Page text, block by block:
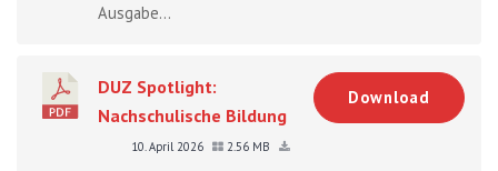
Ausgabe...
DUZ Spotlight:
Nachschulische Bildung
10. April 2026
2.56 MB
Download